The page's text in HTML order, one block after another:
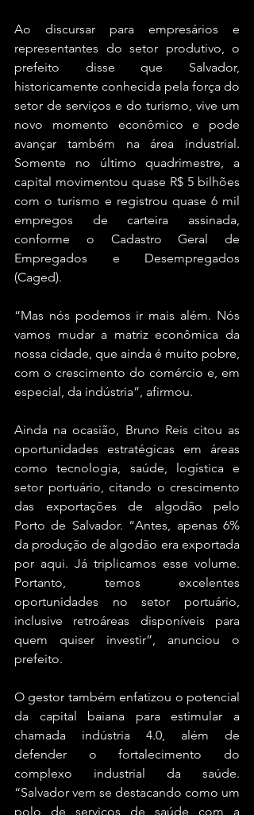
Ao discursar para empresários e
representantes do setor produtivo, o
prefeito disse que Salvador,
historicamente conhecida pela força do
setor de serviços e do turismo, vive um
novo momento econômico e pode
avançar também na área industrial.
Somente no último quadrimestre, a
capital movimentou quase R$ 5 bilhões
com o turismo e registrou quase 6 mil
empregos de carteira assinada,
conforme o Cadastro Geral de
Empregados e Desempregados
(Caged).
“Mas nós podemos ir mais além. Nós
vamos mudar a matriz econômica da
nossa cidade, que ainda é muito pobre,
com o crescimento do comércio e, em
especial, da indústria”, afirmou.
Ainda na ocasião, Bruno Reis citou as
oportunidades estratégicas em áreas
como tecnologia, saúde, logística e
setor portuário, citando o crescimento
das exportações de algodão pelo
Porto de Salvador. “Antes, apenas 6%
da produção de algodão era exportada
por aqui. Já triplicamos esse volume.
Portanto, temos excelentes
oportunidades no setor portuário,
inclusive retroáreas disponíveis para
quem quiser investir”, anunciou o
prefeito.
O gestor também enfatizou o potencial
da capital baiana para estimular a
chamada indústria 4.0, além de
defender o fortalecimento do
complexo industrial da saúde.
“Salvador vem se destacando como um
polo de serviços de saúde com a